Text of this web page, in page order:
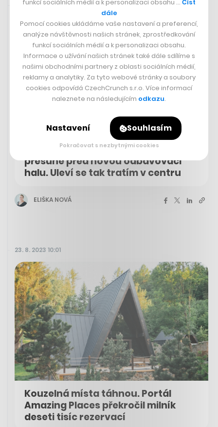
23. 8. 2023 10:45
Pražská zastávka Hlavní nádraží se
přesune před novou odbavovací
halu. Uleví se tak tratím v centru
ELIŠKA NOVÁ
23. 8. 2023 10:01
Kouzelná místa táhnou. Portál
Amazing Places překročil milník
deseti tisíc rezervací
funkcí sociálních médií a k personalizaci obsahu … Číst
dále
Pomocí cookies ukládáme vaše nastavení a preferencí,
analýze návštěvnosti našich stránek, zprostředkování
funkcí sociálních médií a k personalizaci obsahu.
Informace o užívání našich stránek také dále sdílíme s
našimi obchodními partnery z oblasti sociálních médií,
reklamy a analytiky. Za tyto webové stránky a soubory
cookies odpovídá CzechCrunch s.r.o. Více informací
naleznete na následujícím odkazu.
Nastavení Souhlasím
Pokračovat s nezbytnými cookies